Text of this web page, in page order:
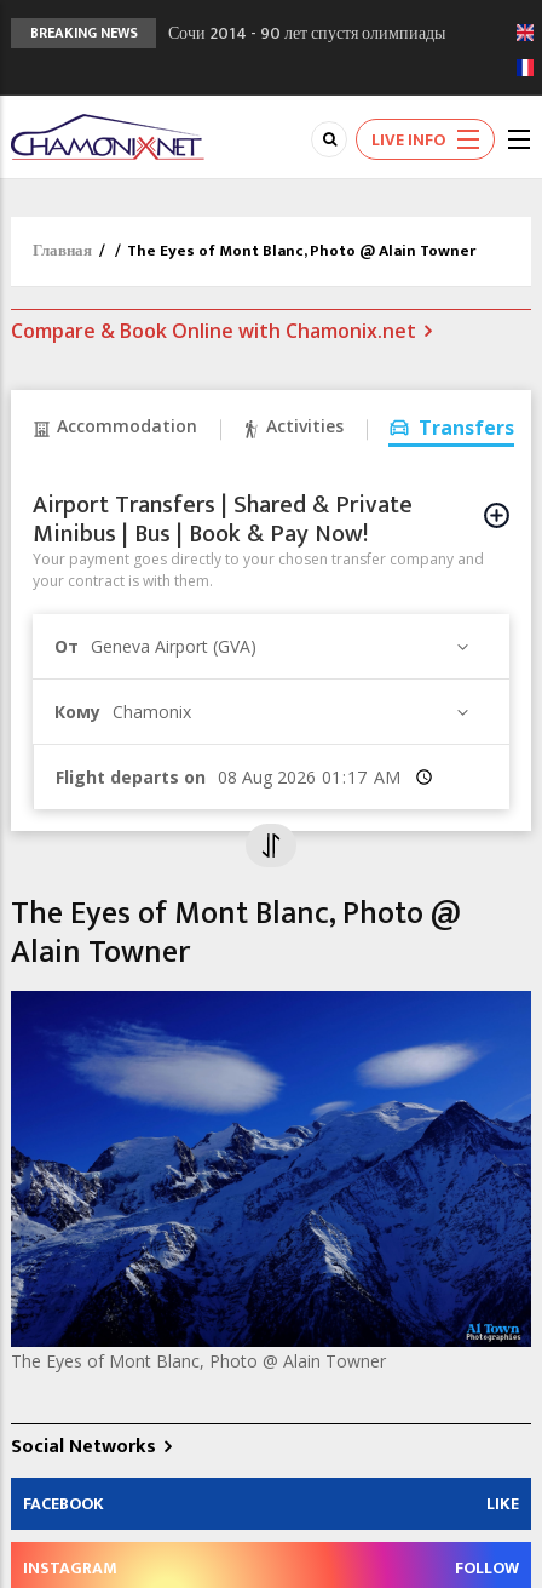
BREAKING NEWS
Сочи 2014 - 90 лет спустя олимпиады
Кол де Монте закрыт 11 января 2013
Chamonixporusski - Русское Шамони. Мы
вам поможем!
LIVE INFO
Главная / / The Eyes of Mont Blanc, Photo @ Alain Towner
Compare & Book Online with Chamonix.net
Accommodation Activities Transfers
Airport Transfers | Shared & Private
Minibus | Bus | Book & Pay Now!
Your payment goes directly to your chosen transfer company and
your contract is with them.
От Geneva Airport (GVA)
Кому Chamonix
Flight departs on Время
The Eyes of Mont Blanc, Photo @
Alain Towner
The Eyes of Mont Blanc, Photo @ Alain Towner
Social Networks
FACEBOOK LIKE
INSTAGRAM FOLLOW